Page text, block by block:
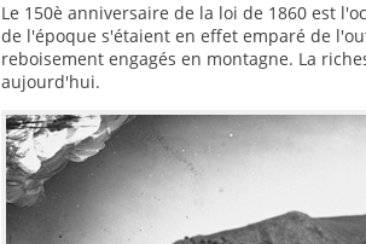
Le 150è anniversaire de la loi de 1860 est
de l'époque s'étaient en effet emparé de
reboisement engagés en montagne. La
aujourd'hui.